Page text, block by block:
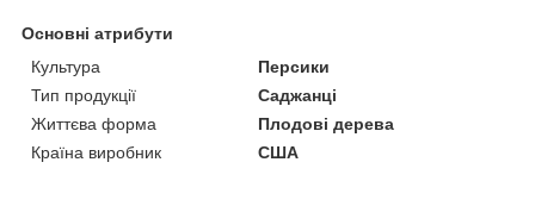
Основні атрибути
Культура
Персики
Тип продукції
Саджанці
Життєва форма
Плодові дерева
Країна виробник
США